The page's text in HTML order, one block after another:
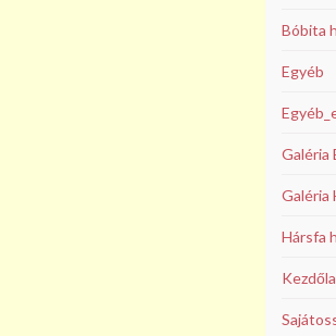
Bóbita
Egyéb
Galéria
Galéria
Hársfa